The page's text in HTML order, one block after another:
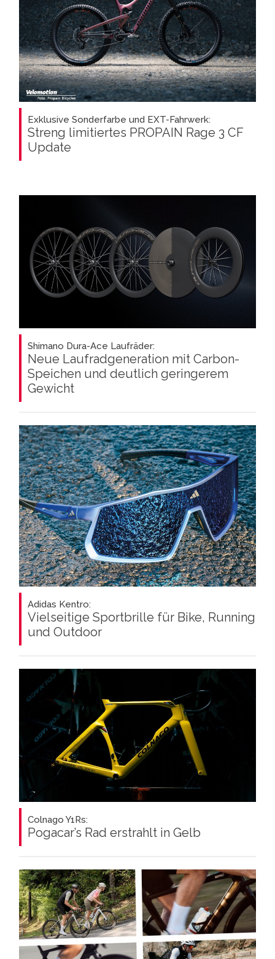
Exklusive Sonderfarbe und EXT-Fahrwerk:
Streng limitiertes PROPAIN Rage 3 CF
Update
Shimano Dura-Ace Laufräder:
Neue Laufradgeneration mit Carbon-
Speichen und deutlich geringerem
Gewicht
Adidas Kentro:
Vielseitige Sportbrille für Bike, Running
und Outdoor
Colnago Y1Rs:
Pogacar’s Rad erstrahlt in Gelb